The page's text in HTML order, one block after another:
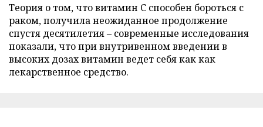
Теория о том, что витамин C способен бороться с
раком, получила неожиданное продолжение
спустя десятилетия – современные исследования
показали, что при внутривенном введении в
высоких дозах витамин ведет себя как как
лекарственное средство.